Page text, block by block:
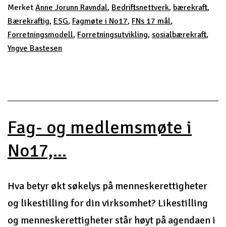
2022
Merket Anne Jorunn Ravndal, Bedriftsnettverk, bærekraft,
Bærekraftig, ESG, Fagmøte i No17, FNs 17 mål,
Forretningsmodell, Forretningsutvikling, sosialbærekraft,
Yngve Bastesen
Fag- og medlemsmøte i
No17,...
Hva betyr økt søkelys på menneskerettigheter
og likestilling for din virksomhet? Likestilling
og menneskerettigheter står høyt på agendaen i